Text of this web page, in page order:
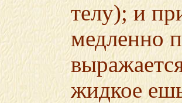
телу); и
медленно
жидкое